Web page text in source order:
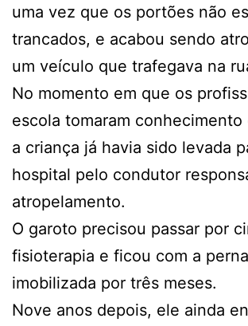
uma vez que os portões não
trancados, e acabou sendo
um veículo que trafegava na
No momento em que os
escola tomaram
a criança já havia sido levada
hospital pelo condutor
atropelamento.
O garoto precisou passar por
fisioterapia e ficou com a
imobilizada por três meses.
Nove anos depois, ele ainda